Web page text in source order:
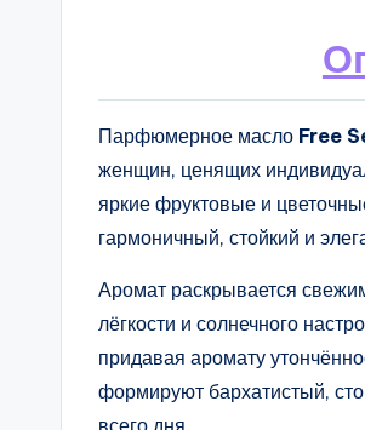
Парфюмерное масло Free
женщин, ценящих
яркие фруктовые и
гармоничный, стойкий и
Аромат раскрывается
лёгкости и солнечного
придавая аромату
формируют бархатистый,